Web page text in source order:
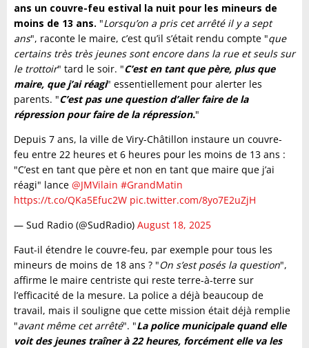
ans un couvre-feu estival la nuit pour les mineurs de
moins de 13 ans. "Lorsqu’on a pris cet arrêté il y a sept
ans", raconte le maire, c’est qu’il s’était rendu compte "que
certains très très jeunes sont encore dans la rue et seuls sur
le trottoir" tard le soir. "C’est en tant que père, plus que
maire, que j’ai réagi" essentiellement pour alerter les
parents. "C’est pas une question d’aller faire de la
répression pour faire de la répression."
Depuis 7 ans, la ville de Viry-Châtillon instaure un couvre-
feu entre 22 heures et 6 heures pour les moins de 13 ans :
"C’est en tant que père et non en tant que maire que j’ai
réagi" lance @JMVilain #GrandMatin
https://t.co/QKa5Efuc2W pic.twitter.com/8yo7E2uZjH
— Sud Radio (@SudRadio) August 18, 2025
Faut-il étendre le couvre-feu, par exemple pour tous les
mineurs de moins de 18 ans ? "On s’est posés la question",
affirme le maire centriste qui reste terre-à-terre sur
l’efficacité de la mesure. La police a déjà beaucoup de
travail, mais il souligne que cette mission était déjà remplie
"avant même cet arrêté". "La police municipale quand elle
voit des jeunes traîner à 22 heures, forcément elle va les